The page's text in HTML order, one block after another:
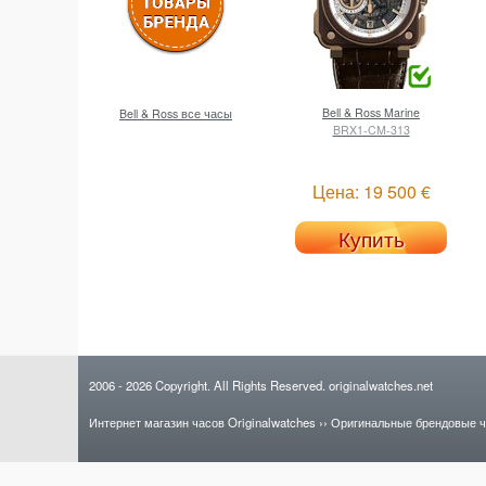
Bell & Ross все часы Bell & Ross Marine
BRX1-CM-313
Цена: 19 500 €
Купить
2006- 2026Copyright. All Rights Reserved. originalwatches.net
Интернет магазин часов Originalwatches ›› Оригинальные брендовые